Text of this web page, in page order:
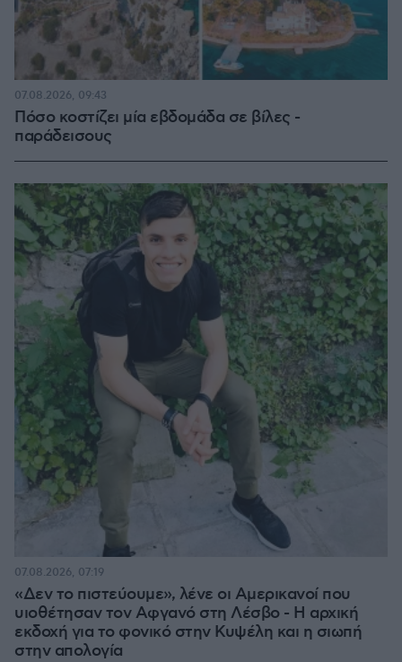
Πόσο κοστίζει μία εβδομάδα σε βίλες -
παράδεισους
07.08.2026, 09:43
«Δεν το πιστεύουμε», λένε οι Αμερικανοί που
υιοθέτησαν τον Αφγανό στη Λέσβο - Η αρχική
εκδοχή για το φονικό στην Κυψέλη και η σιωπή
στην απολογία
07.08.2026, 07:19